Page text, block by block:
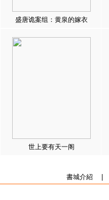
盛唐诡案组：黄泉的嫁衣
世上要有天一阁
書城介紹